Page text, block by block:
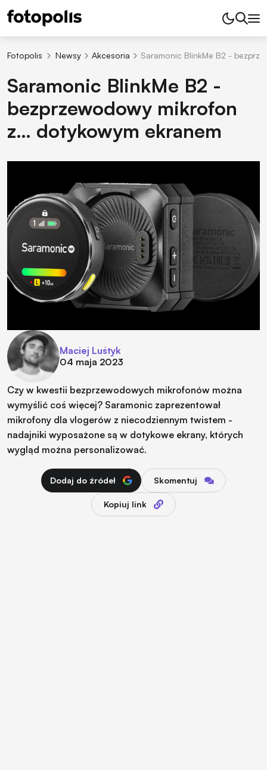
Fotopolis Newsy Akcesoria Saramonic BlinkMe B2 -
Saramonic BlinkMe B2 -
bezprzewodowy mikrofon
z… dotykowym ekranem
Maciej Luśtyk
04 maja 2023
Czy w kwestii bezprzewodowych mikrofonów można
wymyślić coś więcej? Saramonic zaprezentował
mikrofony dla vlogerów z niecodziennym twistem -
nadajniki wyposażone są w dotykowe ekrany, których
wygląd można personalizować.
Dodaj do źródeł Skomentuj
Kopiuj link